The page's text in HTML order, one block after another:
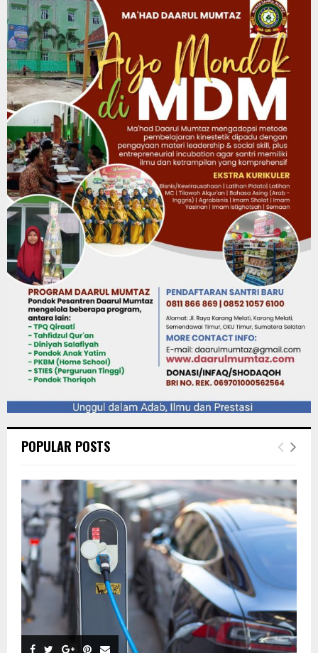
POPULAR POSTS